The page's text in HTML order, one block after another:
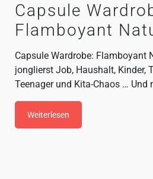
Capsule
Flamboyant
Capsule Wardrobe: Flamboyant
jonglierst Job, Haushalt, Kinder,
Teenager und Kita-Chaos … Und
Weiterlesen